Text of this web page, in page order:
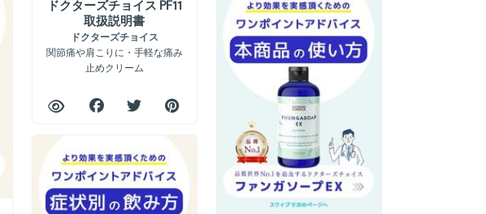
ドクターズチョイス PF11
取扱説明書
ドクターズチョイス
関節痛や肩こりに・手軽な痛み
止めクリーム